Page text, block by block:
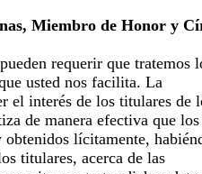
Miembro de Honor y
requerir que tratemos
usted nos facilita. La
el interés de los titulares de
de manera efectiva que los
lícitamente,
titulares, acerca de las